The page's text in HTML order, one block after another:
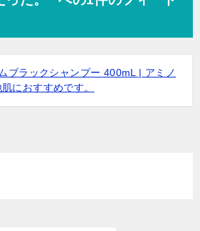
ブラックシャンプー 400mL | アミノ
におすすめです。